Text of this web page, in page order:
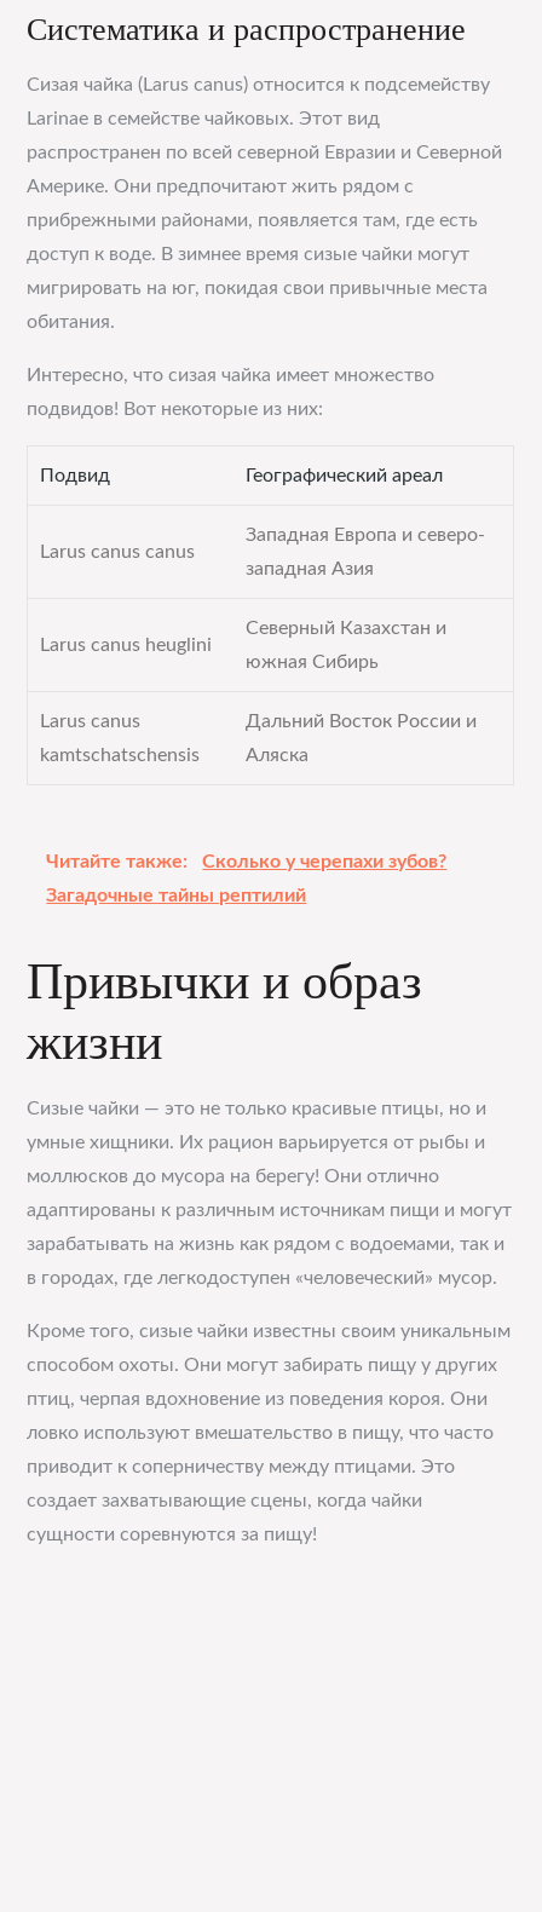
Систематика и распространение
Сизая чайка (Larus canus) относится к подсемейству
Larinae в семействе чайковых. Этот вид
распространен по всей северной Евразии и Северной
Америке. Они предпочитают жить рядом с
прибрежными районами, появляется там, где есть
доступ к воде. В зимнее время сизые чайки могут
мигрировать на юг, покидая свои привычные места
обитания.
Интересно, что сизая чайка имеет множество
подвидов! Вот некоторые из них:
Подвид Географический ареал
Larus canus canus
Западная Европа и северо-
западная Азия
Larus canus heuglini
Северный Казахстан и
южная Сибирь
Larus canus
kamtschatschensis
Дальний Восток России и
Аляска
Читайте также:
Сколько у черепахи зубов?
Загадочные тайны рептилий
Привычки и образ
жизни
Сизые чайки — это не только красивые птицы, но и
умные хищники. Их рацион варьируется от рыбы и
моллюсков до мусора на берегу! Они отлично
адаптированы к различным источникам пищи и могут
зарабатывать на жизнь как рядом с водоемами, так и
в городах, где легкодоступен «человеческий» мусор.
Кроме того, сизые чайки известны своим уникальным
способом охоты. Они могут забирать пищу у других
птиц, черпая вдохновение из поведения короя. Они
ловко используют вмешательство в пищу, что часто
приводит к соперничеству между птицами. Это
создает захватывающие сцены, когда чайки
сущности соревнуются за пищу!